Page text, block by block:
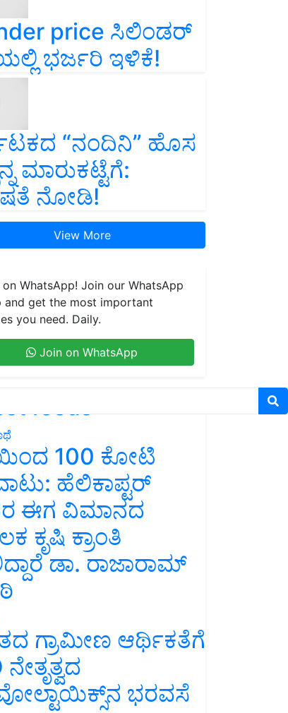
price ಸಿಲಿಂಡರ್‌
ಭರ್ಜರಿ ಇಳಿಕೆ!
“ನಂದಿನಿ” ಹೊಸ
ಮಾರುಕಟ್ಟೆಗೆ:
ನೋಡಿ!
View More
on WhatsApp! Join our WhatsApp
and get the most important
you need. Daily.
Join on WhatsApp
feeds
100 ಕೋಟಿ
ಹೆಲಿಕಾಪ್ಟರ್
ಈಗ ವಿಮಾನದ
ಕೃಷಿ ಕ್ರಾಂತಿ
ಡಾ. ರಾಜಾರಾಮ್
ಗ್ರಾಮೀಣ ಆರ್ಥಿಕತೆಗೆ
ಭರವಸೆ